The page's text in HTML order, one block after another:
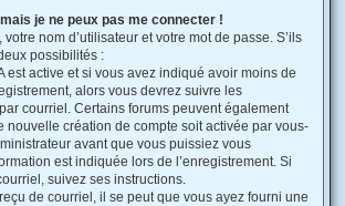
je ne peux pas me connecter !
nom d’utilisateur et votre mot de passe. S’ils
possibilités :
est active et si vous avez indiqué avoir moins de
alors vous devrez suivre les
courriel. Certains forums peuvent également
nouvelle création de compte soit activée par vous-
avant que vous puissiez vous
est indiquée lors de l’enregistrement. Si
suivez ses instructions.
de courriel, il se peut que vous ayez fourni une